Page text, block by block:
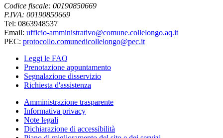
Codice fiscale: 00190850669
P.IVA: 00190850669
Tel: 0863948537
Email: ufficio-amministrativo@comune.collelongo.aq.it
PEC: protocollo.comunedicollelongo@pec.it
Leggi le FAQ
Prenotazione appuntamento
Segnalazione disservizio
Richiesta d'assistenza
Amministrazione trasparente
Informativa privacy
Note legali
Dichiarazione di accessibilità